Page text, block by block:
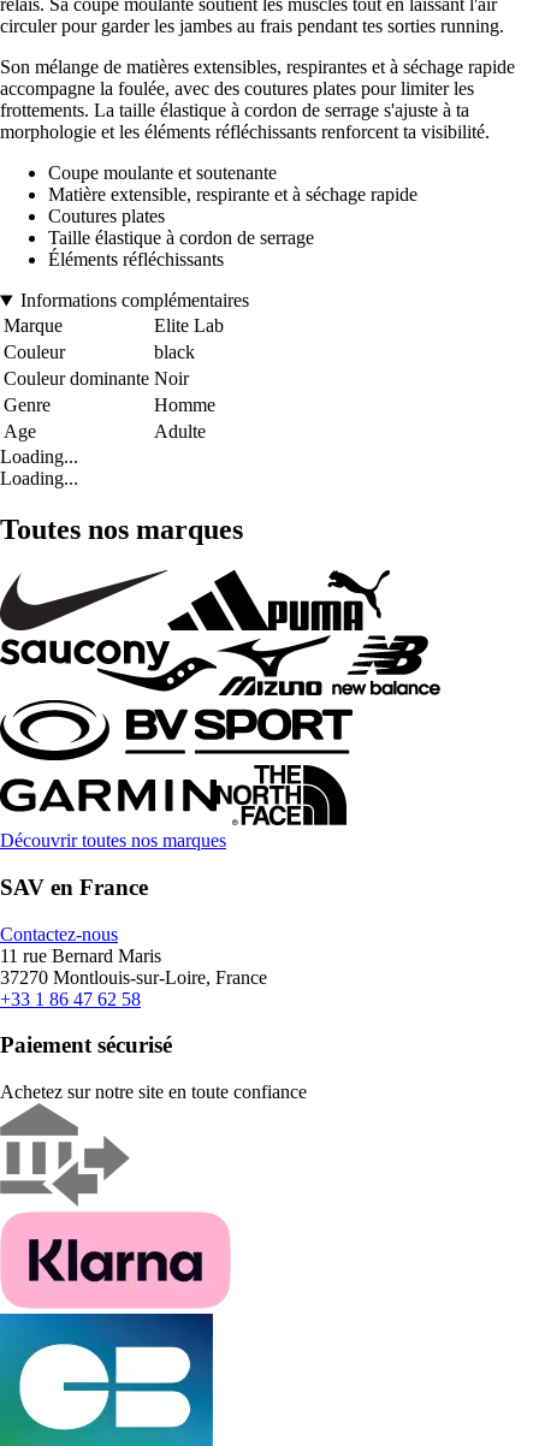
relais. Sa coupe moulante soutient les muscles tout en laissant l'air
circuler pour garder les jambes au frais pendant tes sorties running.
Son mélange de matières extensibles, respirantes et à séchage rapide
accompagne la foulée, avec des coutures plates pour limiter les
frottements. La taille élastique à cordon de serrage s'ajuste à ta
morphologie et les éléments réfléchissants renforcent ta visibilité.
Coupe moulante et soutenante
Matière extensible, respirante et à séchage rapide
Coutures plates
Taille élastique à cordon de serrage
Éléments réfléchissants
Informations complémentaires
Marque
Elite Lab
Couleur
black
Couleur dominante Noir
Genre
Homme
Age
Adulte
Loading...
Loading...
Toutes nos marques
Découvrir toutes nos marques
SAV en France
Contactez-nous
11 rue Bernard Maris
37270 Montlouis-sur-Loire, France
+33 1 86 47 62 58
Paiement sécurisé
Achetez sur notre site en toute confiance